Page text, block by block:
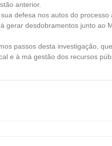
anterior.
defesa nos autos do processo
gerar desdobramentos junto ao
passos desta investigação,
e à má gestão dos recursos